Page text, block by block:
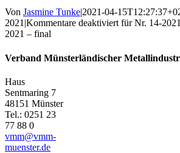
Von Jasmine Tunke|2021-04-
2021|Kommentare deaktiviertfür Nr. 14-
2021 – final
Verband Münsterländischer
Haus
Sentmaring 7
48151 Münster
Tel.: 0251 23
77 88 0
vmm@vmm-
muenster.de